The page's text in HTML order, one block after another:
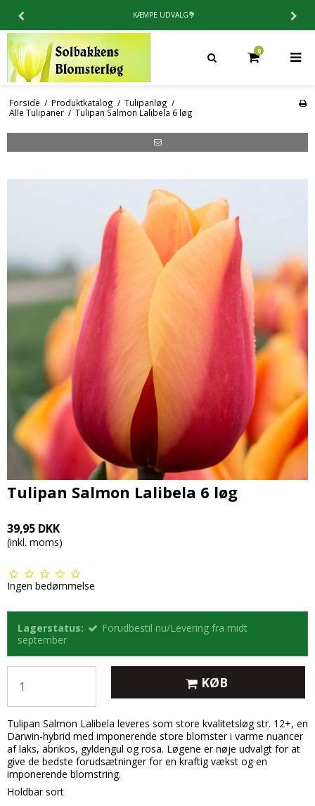
4.9 / 5⭐️PÅ TRUSTPILOT
0
Forside / Produktkatalog / Tulipanløg /
Alle Tulipaner / Tulipan Salmon Lalibela 6 løg
Tulipan Salmon Lalibela 6 løg
39,95 DKK
(inkl. moms)
Ingen bedømmelse
Lagerstatus:
Forudbestil nu/Levering fra midt
september
KØB
Tulipan Salmon Lalibela leveres som store kvalitetsløg str. 12+, en
Darwin-hybrid med imponerende store blomster i varme nuancer
af laks, abrikos, gyldengul og rosa. Løgene er nøje udvalgt for at
give de bedste forudsætninger for en kraftig vækst og en
imponerende blomstring.
Holdbar sort